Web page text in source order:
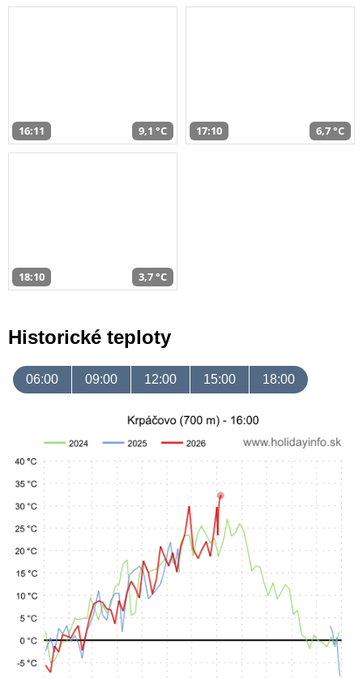
16:11 9,1 °C 17:10 6,7 °C
18:10 3,7 °C
Historické teploty
06:00 09:00 12:00 15:00 18:00